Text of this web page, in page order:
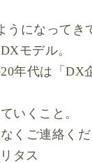
になってき
モデル。
年代は「DX
いくこと。
くご連絡くだ
タス